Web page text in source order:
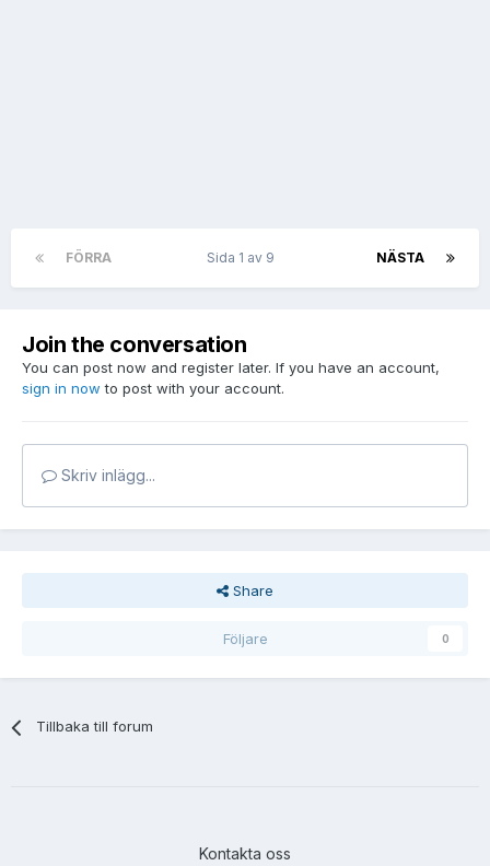
FÖRRA NÄSTA
Sida 1 av 9
Join the conversation
You can post now and register later. If you have an account,
sign in now to post with your account.
Skriv inlägg...
Share
Följare 0
Tillbaka till forum
Kontakta oss